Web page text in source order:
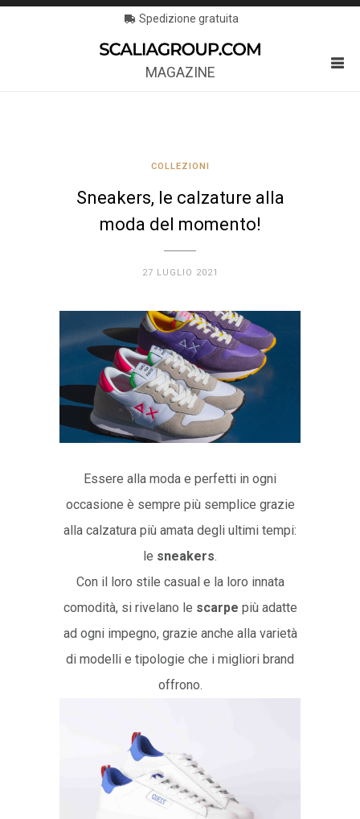
Spedizione gratuita
MAGAZINE
COLLEZIONI
Sneakers, le calzature alla
moda del momento!
27 LUGLIO 2021
Essere alla moda e perfetti in ogni
occasione è sempre più semplice grazie
alla calzatura più amata degli ultimi tempi:
le sneakers.
Con il loro stile casual e la loro innata
comodità, si rivelano le scarpe più adatte
ad ogni impegno, grazie anche alla varietà
di modelli e tipologie che i migliori brand
offrono.